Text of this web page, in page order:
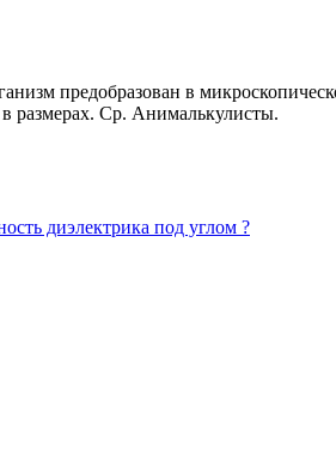
предобразован в
размерах. Ср. Анималькулисты.
диэлектрика под углом ?